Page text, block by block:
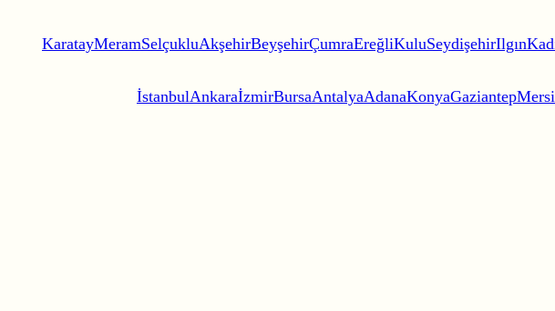
KaratayMeramSelçukluAkşehirBeyşehirÇumraEreğliKuluSeydişehirIlgın
İstanbulAnkaraİzmirBursaAntalyaAdanaKonyaGaziantep